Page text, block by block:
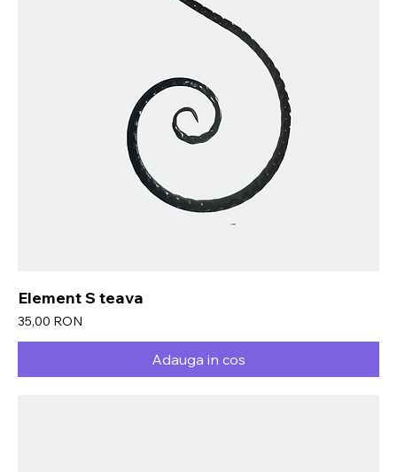
Element S teava
Preț
35,00 RON
Adauga in cos